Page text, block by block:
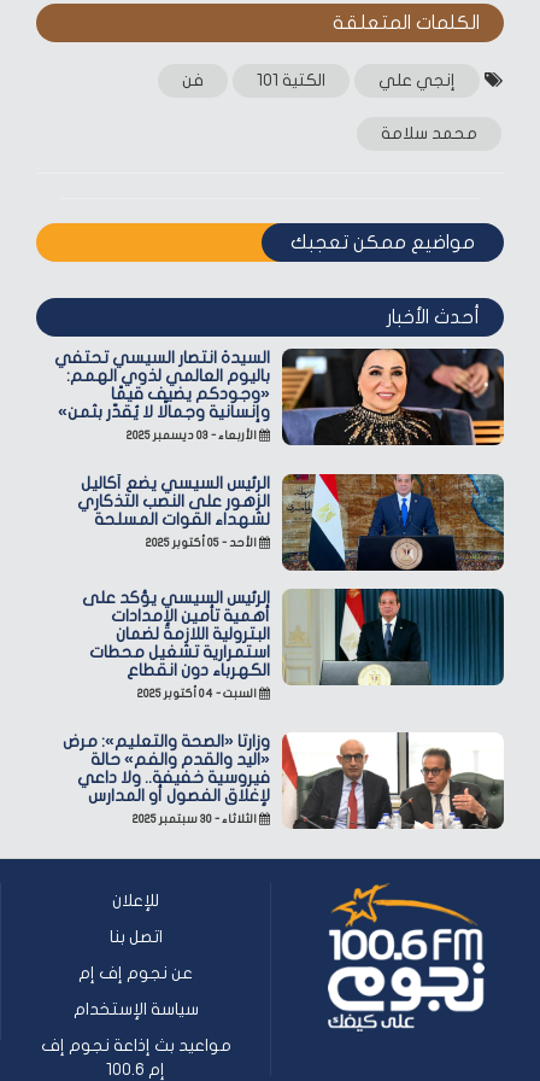
الكلمات المتعلقة‎
إنجي علي الكتية 101 فن
محمد سلامة
مواضيع ممكن تعجبك
أحدث الأخبار
السيدة انتصار السيسي تحتفي
باليوم العالمي لذوي الهمم:
«وجودكم يضيف قيمًا
وإنسانية وجمالًا لا يُقدّر بثمن»
الأربعاء - ٠٣ ديسمبر ٢٠٢٥
الرئيس السيسي يضع أكاليل
الزهور على النصب التذكاري
لشهداء القوات المسلحة
الأحد - ٠٥ أكتوبر ٢٠٢٥
الرئيس السيسي يؤكد على
أهمية تأمين الإمدادات
البترولية اللازمة لضمان
استمرارية تشغيل محطات
الكهرباء دون انقطاع
السبت - ٠٤ أكتوبر ٢٠٢٥
وزارتا «الصحة والتعليم»: مرض
«اليد والقدم والفم» حالة
فيروسية خفيفة.. ولا داعي
لإغلاق الفصول أو المدارس
الثلاثاء - ٣٠ سبتمبر ٢٠٢٥
للإعلان
اتصل بنا
عن نجوم إف إم
سياسة الإستخدام
مواعيد بث إذاعة نجوم إف
إم 100.6